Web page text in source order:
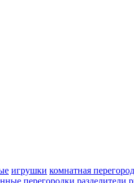
игрушки комнатная
перегородки разделители